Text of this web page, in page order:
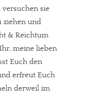
versuchen sie
ziehen und
& Reichtum
meine lieben
Euch den
erfreut Euch
derweil im